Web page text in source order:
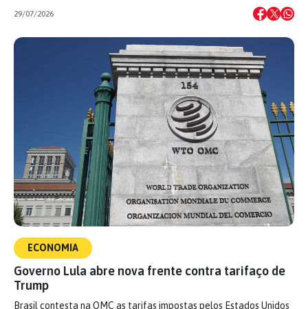
29/07/2026
ECONOMIA
Governo Lula abre nova frente contra tarifaço de
Trump
Brasil contesta na OMC as tarifas impostas pelos Estados Unidos